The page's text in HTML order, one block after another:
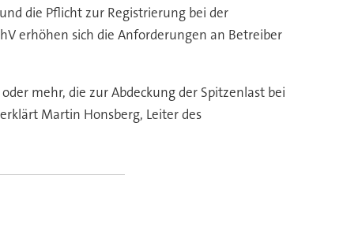
die Pflicht zur Registrierung bei der
erhöhen sich die Anforderungen an Betreiber
mehr, die zur Abdeckung der Spitzenlast bei
Martin Honsberg, Leiter des